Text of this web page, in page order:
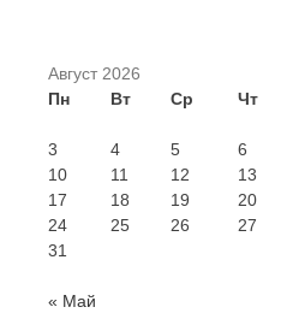
Август 2026
Пн
Вт Ср Чт
3
4 5 6
10
11 12 13
17
18 19 20
24
25 26 27
31
« Май